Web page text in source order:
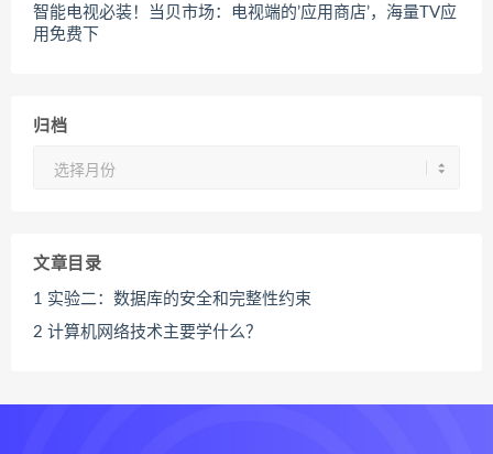
智能电视必装！当贝市场：电视端的’应用商店’，海量TV应
用免费下
归档
文章目录
1 实验二：数据库的安全和完整性约束
2 计算机网络技术主要学什么？